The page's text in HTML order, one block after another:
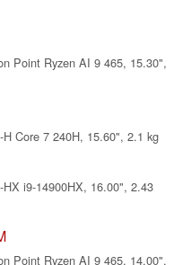
Point Ryzen AI 9 465, 15.30",
Core 7 240H, 15.60", 2.1 kg
i9-14900HX, 16.00", 2.43
Point Ryzen AI 9 465, 14.00",